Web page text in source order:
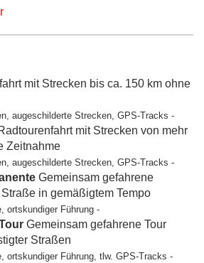
mit Strecken bis ca. 150 km ohne
augeschilderte Strecken, GPS-Tracks -
mit Strecken von mehr
Zeitnahme
augeschilderte Strecken, GPS-Tracks -
Gemeinsam gefahrene
in gemäßigtem Tempo
ortskundiger Führung -
Gemeinsam gefahrene Tour
Straßen
ortskundiger Führung, tlw. GPS-Tracks -